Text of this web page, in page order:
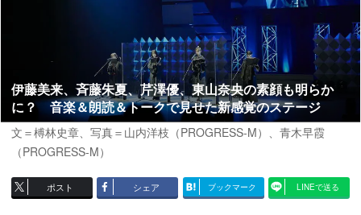
伊藤美来、斉藤朱夏、芹澤優、東山奈央の素顔も明らか
に？ 音楽＆朗読＆トークで見せた新感覚のステージ
文＝榑林史章、写真＝山内洋枝（PROGRESS-M）、青木早霞
（PROGRESS-M）
ポスト シェア ブックマーク LINEで送る